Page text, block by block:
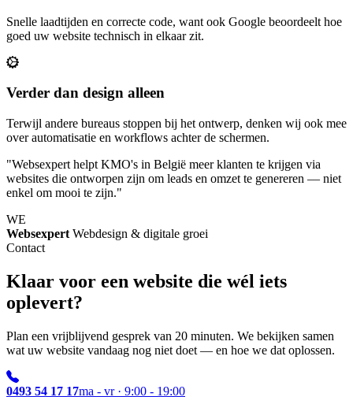
Snelle laadtijden en correcte code, want ook Google beoordeelt hoe
goed uw website technisch in elkaar zit.
Verder dan design alleen
Terwijl andere bureaus stoppen bij het ontwerp, denken wij ook mee
over automatisatie en workflows achter de schermen.
"Websexpert helpt KMO's in België meer klanten te krijgen via
websites die ontworpen zijn om leads en omzet te genereren — niet
enkel om mooi te zijn."
WE
Websexpert Webdesign & digitale groei
Contact
Klaar voor een website die wél iets
oplevert?
Plan een vrijblijvend gesprek van 20 minuten. We bekijken samen
wat uw website vandaag nog niet doet — en hoe we dat oplossen.
0493 54 17 17ma - vr · 9:00 - 19:00